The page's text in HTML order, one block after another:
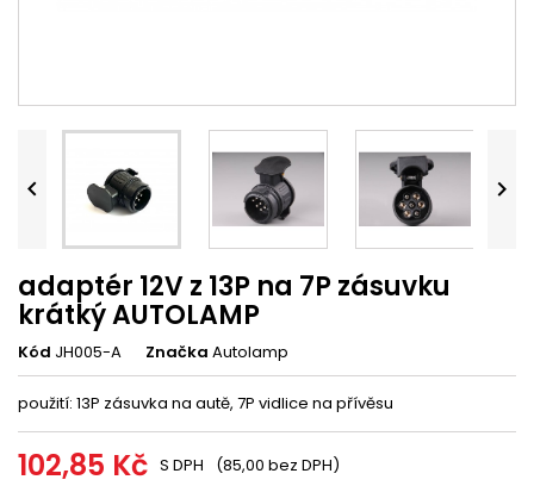
 
adaptér 12V z 13P na 7P zásuvku
krátký AUTOLAMP
Kód JH005-A Značka Autolamp
použití: 13P zásuvka na autě, 7P vidlice na přívěsu
102,85 Kč S DPH (85,00 bez DPH)